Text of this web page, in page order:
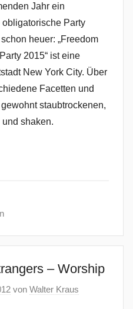
Jahr ein
Party
heuer: „Freedom
2015“ ist eine
New York City. Über
Facetten und
staubtrockenen,
shaken.
– Worship
von Walter Kraus